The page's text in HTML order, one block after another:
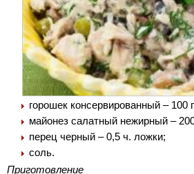
горошек консервированный – 100
майонез салатный нежирный –
перец черный – 0,5 ч. ложки;
соль.
Приготовление